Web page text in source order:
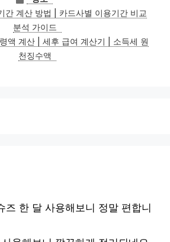
테
고
리
간 계산 방법 | 카드사별 이용기간 비교
분석 가이드
액 계산 | 세후 급여 계산기 | 소득세 원
천징수액
즈 한 달 사용해보니 정말 편합니